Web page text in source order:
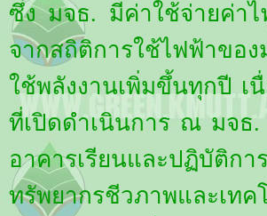
ซึ่ง มจธ. มีค่าใช้จ่ายค่าไ
จากสถิติการใช้ไฟฟ้าขอ
ใช้พลังงานเพิ่มขึ้นทุกปี เ
ที่เปิดดำเนินการ ณ มจธ
อาคารเรียนและปฏิบัติ
ทรัพยากรชีวภาพและเทค